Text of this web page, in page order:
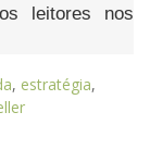
leitores nos
, estratégia,